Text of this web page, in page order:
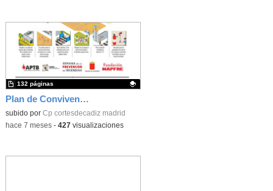
Plan de Convivencia 2025 2026
Contenido educativo.
subido por Cp cortesdecadiz madrid
132 páginas
-hace 7 meses- 427visualizaciones